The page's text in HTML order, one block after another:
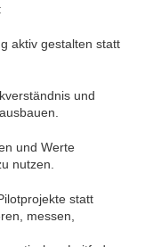
aktiv gestalten statt
und
und Werte
nutzen.
statt
messen,